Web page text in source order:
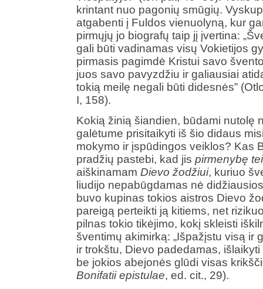
krintant nuo pagonių smūgių.
atgabenti į Fuldos vienuolyną, kur
pirmųjų jo biografų taip jį įvertina:
gali būti vadinamas visų Vokietijos
pirmasis pagimdė Kristui savo
juos savo pavyzdžiu ir galiausiai
tokią meilę negali būti didesnės”
I, 158).
Kokią žinią šiandien, būdami nutolę
galėtume prisitaikyti iš šio didaus
mokymo ir įspūdingos veiklos? Kas
pradžių pastebi, kad jis pirmenybę
aiškinamam Dievo žodžiui, kuriuo
liudijo nepabūgdamas nė
buvo kupinas tokios aistros Dievo
pareigą perteikti ją kitiems, net
pilnas tokio tikėjimo, kokį skleisti
šventimų akimirką: „Išpažįstu visą ir
ir trokštu, Dievo padedamas,
be jokios abejonės glūdi visas
Bonifatii epistulae, ed. cit., 29).